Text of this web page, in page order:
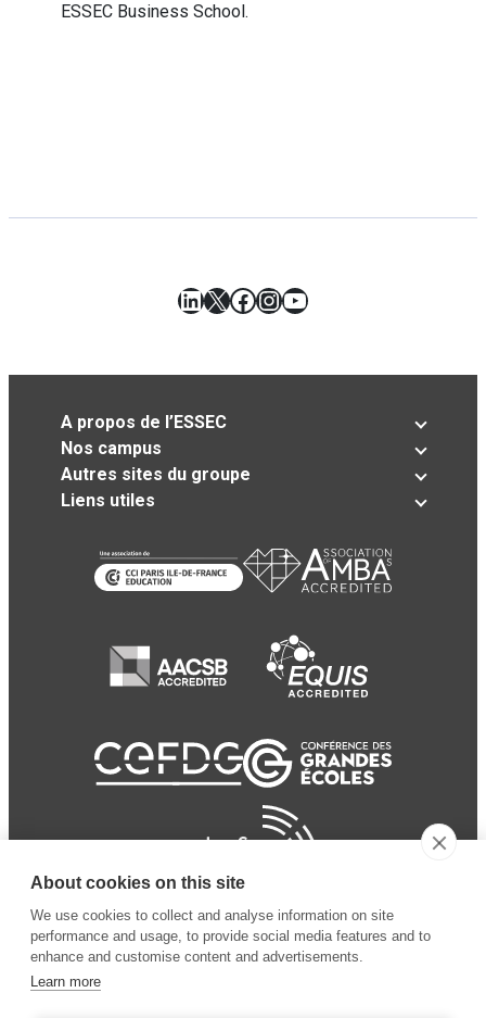
ESSEC Business School.
LinkedIn
X Facebook
Instagram
YouTube
A propos de l’ESSEC
Nos campus
Autres sites du groupe
Liens utiles
About cookies on this site
We use cookies to collect and analyse information on site
performance and usage, to provide social media features and to
enhance and customise content and advertisements.
Learn more